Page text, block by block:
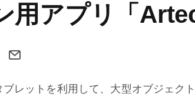
用アプリ「
レットを利用して、大型オブジェク